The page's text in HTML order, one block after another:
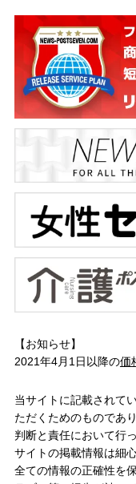
【お知らせ】
2021年4月1日以降の価
当サイトに記載されて
ただくためのものであ
判断と責任において行
サイトの掲載情報は細
全ての情報の正確性を